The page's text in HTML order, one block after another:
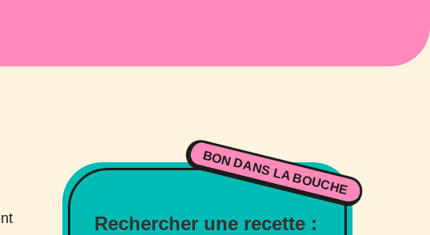
BON DANS LA BOUCHE
Rechercher une recette :